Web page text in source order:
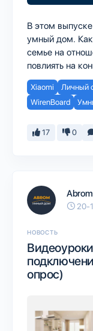
В этом
умный дом.
семье на
повлиять на
Xiaomi Личный
WirenBoard
17 0
Abrom
20-
НОВОСТЬ
опрос)